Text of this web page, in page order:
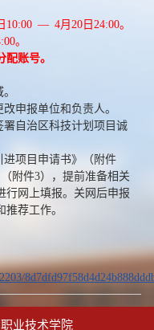
10:00 — 4月20 日24:00。
。
账号。
申报单位和负责人。
自治区科技计划项目诚
项目申请书》（附件
附件3），提前准备相关
行网上填报。关网后申报
荐工作。
业技术学院